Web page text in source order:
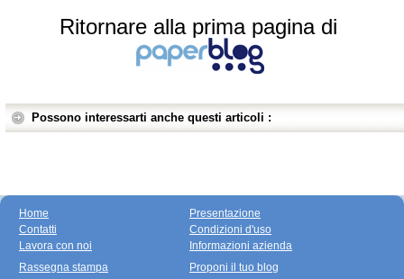
Ritornare alla prima pagina di
Possono interessarti anche questi articoli :
Home
Contatti
Lavora con noi
Presentazione
Condizioni d'uso
Informazioni azienda
Rassegna stampa
Proponi il tuo blog